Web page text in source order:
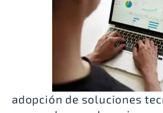
adopción de soluciones